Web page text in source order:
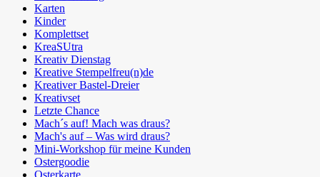
Karten
Kinder
Komplettset
KreaSUtra
Kreativ Dienstag
Kreative Stempelfreu(n)de
Kreativer Bastel-Dreier
Kreativset
Letzte Chance
Mach´s auf! Mach was draus?
Mach's auf – Was wird draus?
Mini-Workshop für meine Kunden
Ostergoodie
Osterkarte